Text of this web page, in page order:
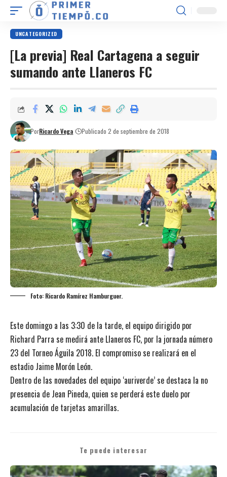
UNCATEGORIZED
[La previa] Real Cartagena a seguir
sumando ante Llaneros FC
PorRicardo Vega Publicado 2 de septiembre de 2018
Foto: Ricardo Ramírez Hamburguer.
Este domingo a las 3:30 de la tarde, el equipo dirigido por
Richard Parra se medirá ante Llaneros FC, por la jornada número
23 del Torneo Águila 2018. El compromiso se realizará en el
estadio Jaime Morón León.
Dentro de las novedades del equipo ‘auriverde’ se destaca la no
presencia de Jean Pineda, quien se perderá este duelo por
acumulación de tarjetas amarillas.
Te puede interesar